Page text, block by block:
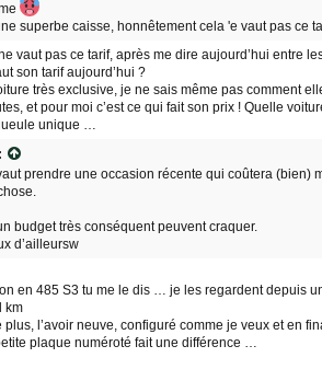
superbe caisse, honnêtement cela 'e vaut pas ce
vaut pas ce tarif, après me dire aujourd’hui entre
son tarif aujourd’hui ?
très exclusive, je ne sais même pas comment
et pour moi c’est ce qui fait son prix ! Quelle
unique …
prendre une occasion récente qui coûtera (bien)
budget très conséquent peuvent craquer.
d’ailleursw
en 485 S3 tu me le dis … je les regardent depuis
km
plus, l’avoir neuve, configuré comme je veux et en
plaque numéroté fait une différence …